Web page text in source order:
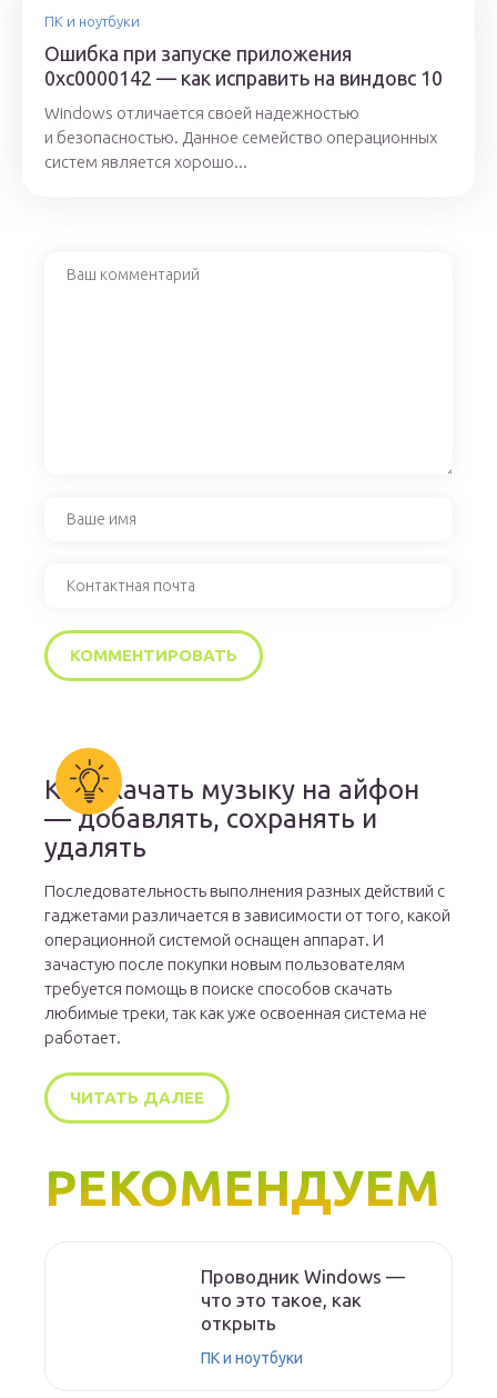
ПК и ноутбуки
Ошибка при запуске приложения
0xc0000142 — как исправить на виндовс 10
Windows отличается своей надежностью
и безопасностью. Данное семейство операционных
систем является хорошо...
Как скачать музыку на айфон
— добавлять, сохранять и
удалять
Последовательность выполнения разных действий с
гаджетами различается в зависимости от того, какой
операционной системой оснащен аппарат. И
зачастую после покупки новым пользователям
требуется помощь в поиске способов скачать
любимые треки, так как уже освоенная система не
работает.
ЧИТАТЬ ДАЛЕЕ
РЕКОМЕНДУЕМ
Проводник Windows —
что это такое, как
открыть
ПК и ноутбуки